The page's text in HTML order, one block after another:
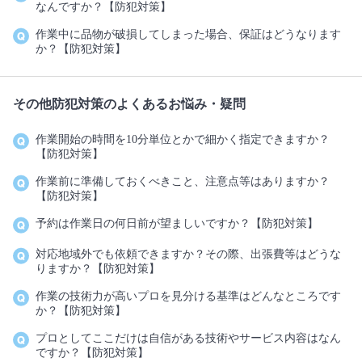
なんですか？【防犯対策】
作業中に品物が破損してしまった場合、保証はどうなります
か？【防犯対策】
その他防犯対策のよくあるお悩み・疑問
作業開始の時間を10分単位とかで細かく指定できますか？
【防犯対策】
作業前に準備しておくべきこと、注意点等はありますか？
【防犯対策】
予約は作業日の何日前が望ましいですか？【防犯対策】
対応地域外でも依頼できますか？その際、出張費等はどうな
りますか？【防犯対策】
作業の技術力が高いプロを見分ける基準はどんなところです
か？【防犯対策】
プロとしてここだけは自信がある技術やサービス内容はなん
ですか？【防犯対策】